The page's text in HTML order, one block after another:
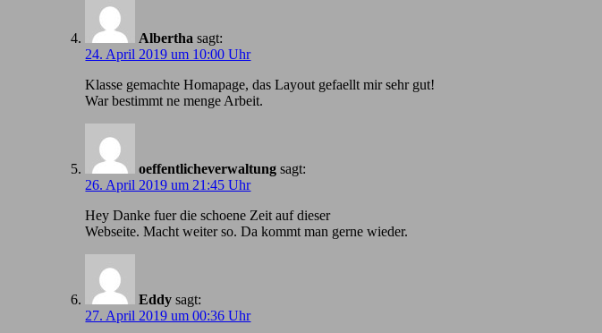
Albertha sagt:
24. April 2019 um 10:00 Uhr
Klasse gemachte Homapage, das Layout gefaellt mir sehr gut!
War bestimmt ne menge Arbeit.
oeffentlicheverwaltung sagt:
26. April 2019 um 21:45 Uhr
Hey Danke fuer die schoene Zeit auf dieser
Webseite. Macht weiter so. Da kommt man gerne wieder.
Eddy sagt:
27. April 2019 um 00:36 Uhr